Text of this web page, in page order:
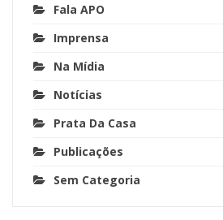
Fala APO
Imprensa
Na Mídia
Notícias
Prata Da Casa
Publicações
Sem Categoria